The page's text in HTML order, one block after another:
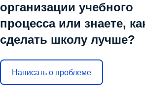
организации учебного
процесса или знаете,
сделать школу лучше?
Написать о проблеме